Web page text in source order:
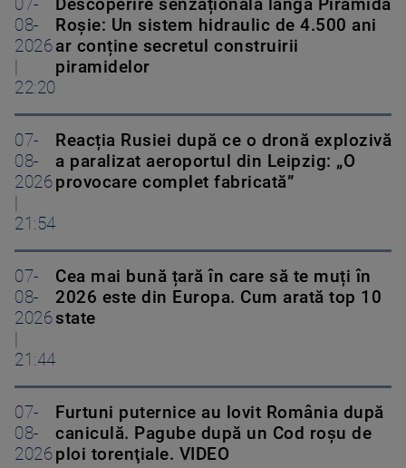
07-
08-
2026
22:20
Descoperire senzațională lângă Piramida
Roșie: Un sistem hidraulic de 4.500 ani
ar conține secretul construirii
piramidelor
07-
08-
2026
21:54
Reacția Rusiei după ce o dronă explozivă
a paralizat aeroportul din Leipzig: „O
provocare complet fabricată”
07-
08-
2026
21:44
Cea mai bună țară în care să te muți în
2026 este din Europa. Cum arată top 10
state
07-
08-
2026
Furtuni puternice au lovit România după
caniculă. Pagube după un Cod roşu de
ploi torenţiale. VIDEO